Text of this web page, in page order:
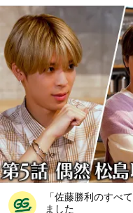
「佐藤勝利のすべ
ました